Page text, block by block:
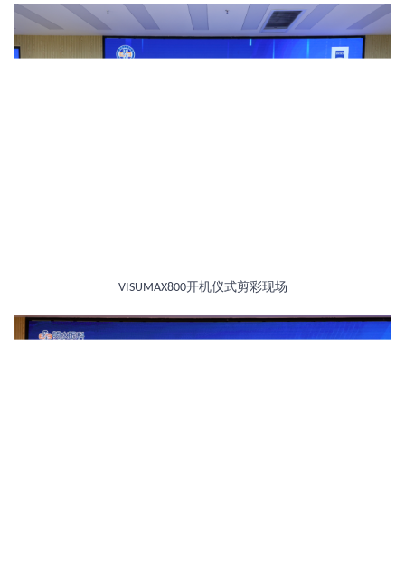
VISUMAX800开机仪式剪彩现场